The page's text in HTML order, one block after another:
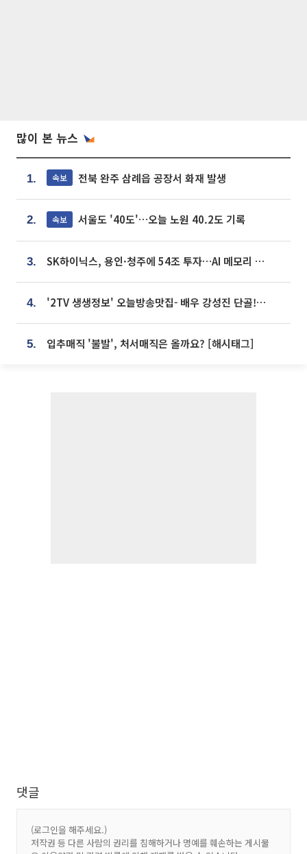
많이 본 뉴스
1. 속보 전북 완주 삼례읍 공장서 화재 발생
2. 속보 서울도 '40도'…오늘 노원 40.2도 기록
3. SK하이닉스, 용인·청주에 54조 투자…AI 메모리 생산기지 키운다
4. '2TV 생생정보' 오늘방송맛집- 배우 강성진 단골! 쌀국수ㆍ푸팟퐁 커리 맛집 '블○○○'
5. 입추매직 '불발', 처서매직은 올까요? [해시태그]
댓글